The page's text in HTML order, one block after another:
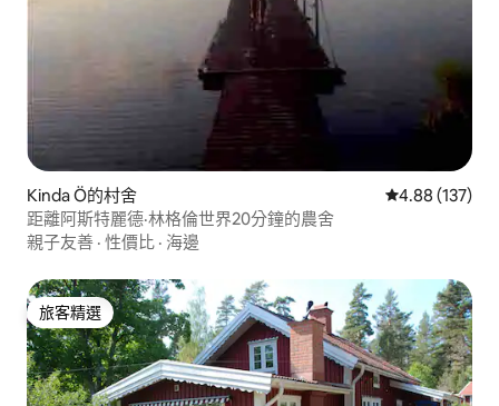
Kinda Ö的村舍 從 137 則評價
4.88 (137)
距離阿斯特麗德·林格倫世界20分鐘的農舍
親子友善 · 性價比 · 海邊
旅客精選
旅客精選